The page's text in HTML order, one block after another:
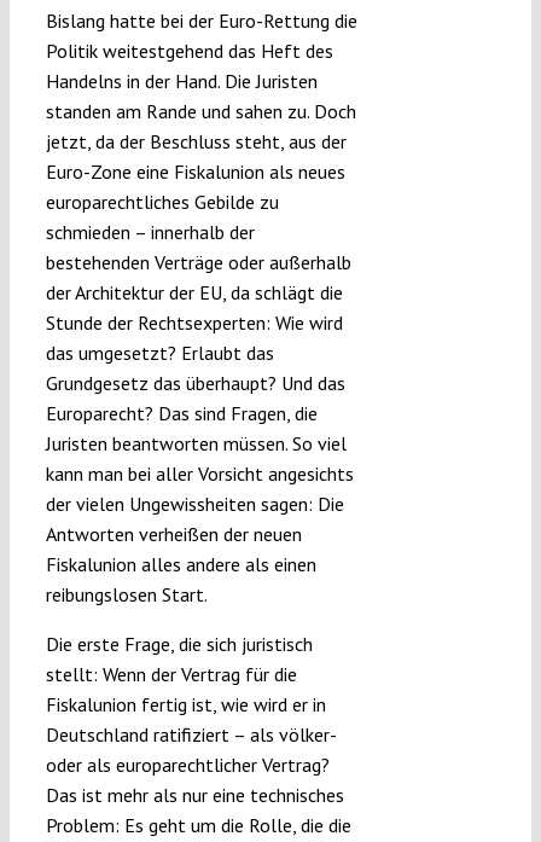
Projects
Bislang hatte bei der Euro-Rettung die
Politik weitestgehend das Heft des
Handelns in der Hand. Die Juristen
standen am Rande und sahen zu. Doch
jetzt, da der Beschluss steht, aus der
Euro-Zone eine Fiskalunion als neues
europarechtliches Gebilde zu
schmieden – innerhalb der
bestehenden Verträge oder außerhalb
der Architektur der EU, da schlägt die
Stunde der Rechtsexperten: Wie wird
das umgesetzt? Erlaubt das
Grundgesetz das überhaupt? Und das
Europarecht? Das sind Fragen, die
Juristen beantworten müssen. So viel
kann man bei aller Vorsicht angesichts
der vielen Ungewissheiten sagen: Die
Antworten verheißen der neuen
Fiskalunion alles andere als einen
reibungslosen Start.
Die erste Frage, die sich juristisch
stellt: Wenn der Vertrag für die
Fiskalunion fertig ist, wie wird er in
Deutschland ratifiziert – als völker-
oder als europarechtlicher Vertrag?
Das ist mehr als nur eine technisches
Problem: Es geht um die Rolle, die die